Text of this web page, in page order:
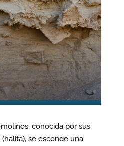
conocida por sus
se esconde una